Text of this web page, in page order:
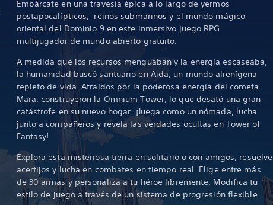
Embárcate en una travesía épica a lo largo de yermos
postapocalípticos, reinos submarinos y el mundo mágico
oriental del Dominio 9 en este inmersivo juego RPG
multijugador de mundo abierto gratuito.
A medida que los recursos menguaban y la energía escaseaba,
la humanidad buscó santuario en Aida, un mundo alienígena
repleto de vida. Atraídos por la poderosa energía del cometa
Mara, construyeron la Omnium Tower, lo que desató una gran
catástrofe en su nuevo hogar. ¡Juega como un nómada, lucha
junto a compañeros y revela las verdades ocultas en Tower of
Fantasy!
Explora esta misteriosa tierra en solitario o con amigos, resuelve
acertijos y lucha en combates en tiempo real. Elige entre más
de 30 armas y personaliza a tu héroe libremente. Modifica tu
estilo de juego a través de un sistema de progresión flexible.